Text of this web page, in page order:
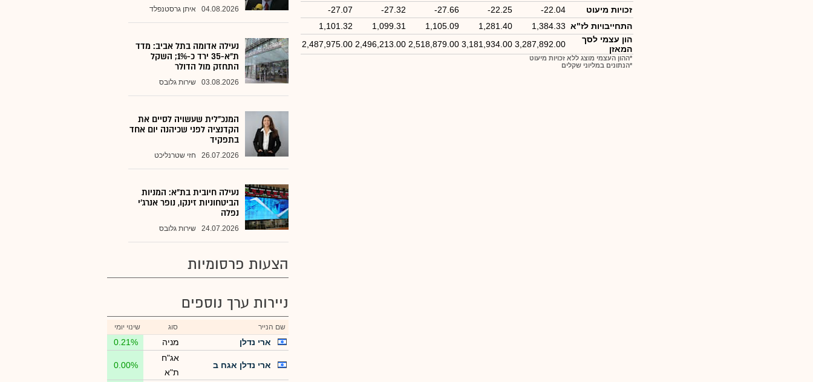
זכויות מיעוט
-22.04
-22.25
-27.66
-27.32
-27.07
התחייבויות לז"א 1,384.33
1,281.40
1,105.09
1,099.31
1,101.32
הון עצמי לסך
המאזן
3,287,892.00
3,181,934.00
2,518,879.00
2,496,213.00
2,487,975.00
*ההון העצמי מוצג ללא זכויות מיעוט
*הנתונים במליוני שקלים
04.08.2026 איתן גרסטנפלד
נעילה אדומה בתל אביב: מדד
ת"א-35 ירד כ-1%; השקל
התחזק מול הדולר
03.08.2026 שירות גלובס
המנכ"לית שעשויה לסיים את
הקדנציה לפני שכיהנה יום אחד
בתפקיד
26.07.2026 חזי שטרנליכט
נעילה חיובית בת"א: המניות
הביטחוניות זינקו, נופר אנרג'י
נפלה
24.07.2026 שירות גלובס
הצעות פרסומיות
ניירות ערך נוספים
שם הנייר סוג שינוי יומי
ארי נדלן מניה 0.21%
ארי נדלן אגח ב
אג"ח
ת"א
0.00%